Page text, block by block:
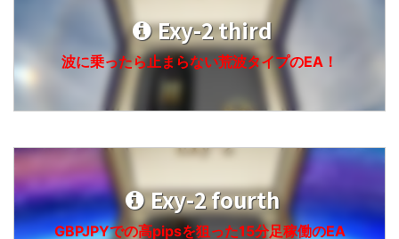
Exy-2 third
波に乗ったら止まらない荒波タイプのEA！
Exy-2 fourth
GBPJPYでの高pipsを狙った15分足稼働のEA